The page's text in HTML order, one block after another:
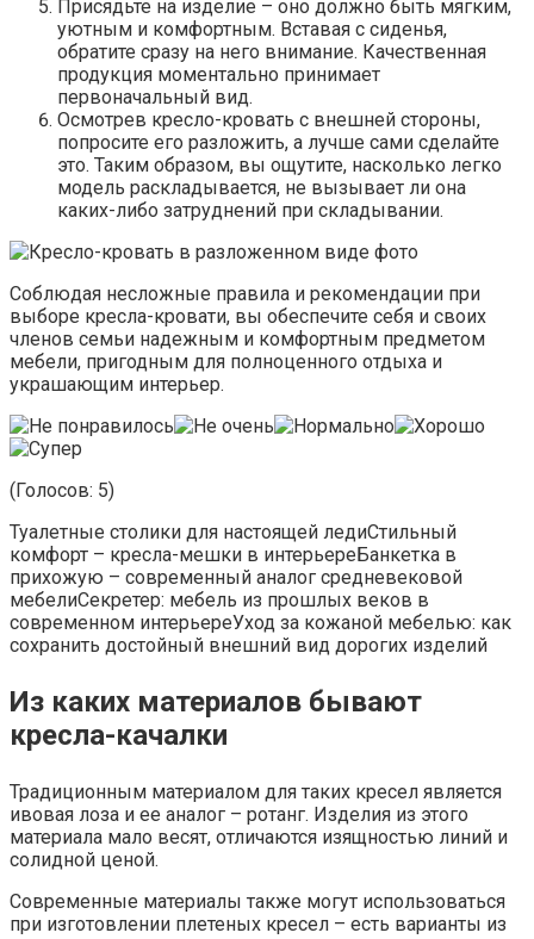
Присядьте на изделие – оно должно быть мягким,
уютным и комфортным. Вставая с сиденья,
обратите сразу на него внимание. Качественная
продукция моментально принимает
первоначальный вид.
Осмотрев кресло-кровать с внешней стороны,
попросите его разложить, а лучше сами сделайте
это. Таким образом, вы ощутите, насколько легко
модель раскладывается, не вызывает ли она
каких-либо затруднений при складывании.
Соблюдая несложные правила и рекомендации при
выборе кресла-кровати, вы обеспечите себя и своих
членов семьи надежным и комфортным предметом
мебели, пригодным для полноценного отдыха и
украшающим интерьер.
(Голосов: 5)
Туалетные столики для настоящей ледиСтильный
комфорт – кресла-мешки в интерьереБанкетка в
прихожую – современный аналог средневековой
мебелиСекретер: мебель из прошлых веков в
современном интерьереУход за кожаной мебелью: как
сохранить достойный внешний вид дорогих изделий
Из каких материалов бывают
кресла-качалки
Традиционным материалом для таких кресел является
ивовая лоза и ее аналог – ротанг. Изделия из этого
материала мало весят, отличаются изящностью линий и
солидной ценой.
Современные материалы также могут использоваться
при изготовлении плетеных кресел – есть варианты из